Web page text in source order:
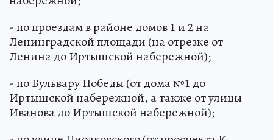
- по проездам в районе домов 1 и 2 на
Ленинградской площади (на отрезке от
Ленина до Иртышской набережной);
- по Бульвару Победы (от дома №1 до
Иртышской набережной, а также от улицы
Иванова до Иртышской набережной);